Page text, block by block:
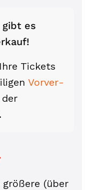
es
Tickets
Vorver­
(über